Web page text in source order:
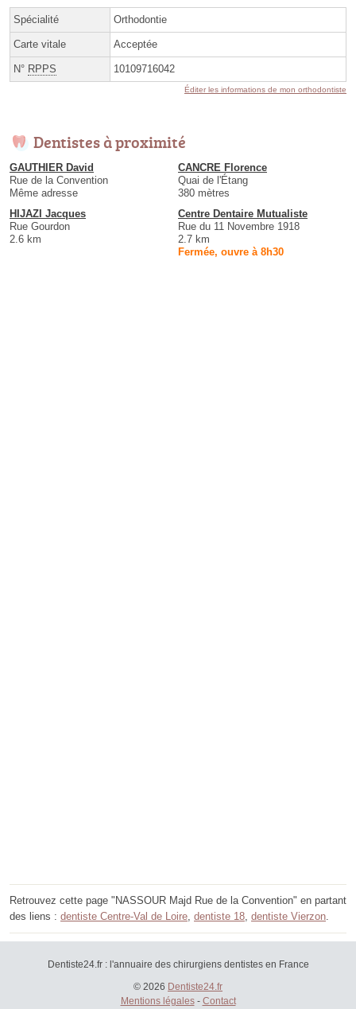
Spécialité Orthodontie
Carte vitale Acceptée
N° RPPS 10109716042
Éditer les informations de mon orthodontiste
Dentistes à proximité
GAUTHIER David
Rue de la Convention
Même adresse
CANCRE Florence
Quai de l'Étang
380 mètres
HIJAZI Jacques
Rue Gourdon
2.6 km
Centre Dentaire Mutualiste
Rue du 11 Novembre 1918
2.7 km
Fermée, ouvre à 8h30
Retrouvez cette page "NASSOUR Majd Rue de la Convention" en partant
des liens : dentiste Centre-Val de Loire, dentiste 18, dentiste Vierzon.
Dentiste24.fr : l'annuaire des chirurgiens dentistes en France
© 2026 Dentiste24.fr
Mentions légales- Contact